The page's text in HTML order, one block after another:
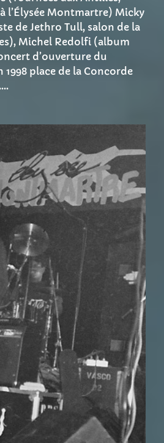
l’Élysée Montmartre) Micky
de Jethro Tull, salon de la
Michel Redolfi (album
d’ouverture du
place de la Concorde